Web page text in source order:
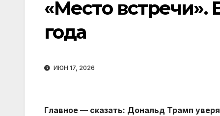
«Место встречи».
года
ИЮН 17, 2026
Главное — сказать: Дональд Трамп